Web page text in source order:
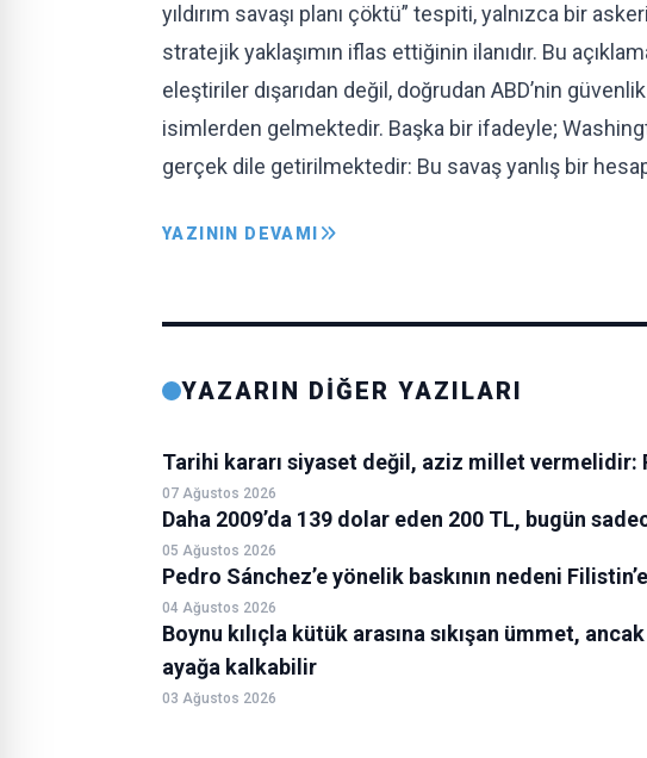
yıldırım savaşı planı çöktü” tespiti, yalnızca bir
stratejik yaklaşımın iflas ettiğinin ilanıdır. Bu
eleştiriler dışarıdan değil, doğrudan ABD’nin
isimlerden gelmektedir. Başka bir ifadeyle;
gerçek dile getirilmektedir: Bu savaş yanlış bir
YAZININ DEVAMI
YAZARIN DİĞER YAZILARI
Tarihi kararı siyaset değil, aziz millet vermelidir:
07 Ağustos 2026
Daha 2009’da 139 dolar eden 200 TL, bugün
05 Ağustos 2026
Pedro Sánchez’e yönelik baskının nedeni
04 Ağustos 2026
Boynu kılıçla kütük arasına sıkışan ümmet,
ayağa kalkabilir
03 Ağustos 2026